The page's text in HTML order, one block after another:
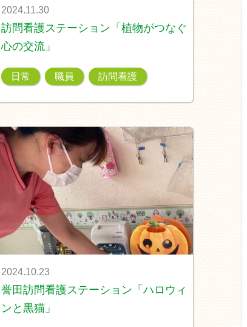
2024.11.30
訪問看護ステーション「植物がつなぐ
心の交流」
日常 職員 訪問看護
2024.10.23
誉田訪問看護ステーション「ハロウィ
ンと黒猫」